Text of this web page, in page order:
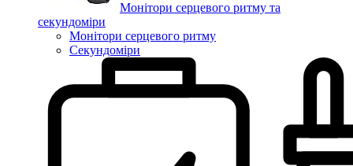
Монітори серцевого ритму та
секундоміри
Монітори серцевого ритму
Секундоміри